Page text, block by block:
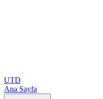
UTD
Ana Sayfa